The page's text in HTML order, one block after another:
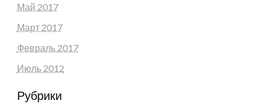
Май 2017
Март 2017
Февраль 2017
Июль 2012
Рубрики